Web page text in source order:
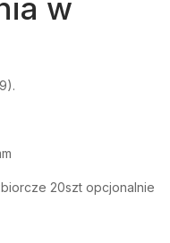
w
20szt opcjonalnie